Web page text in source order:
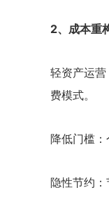
2、成本重
轻资产运
费模式。
降低门槛
隐性节约：